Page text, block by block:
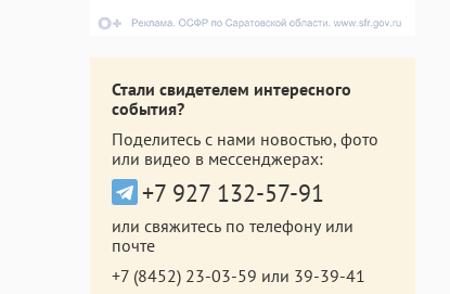
Стали свидетелем интересного
события?
Поделитесь с нами новостью, фото
или видео в мессенджерах:
+7 927 132-57-91
или свяжитесь по телефону или
почте
+7 (8452) 23-03-59 или 39-39-41